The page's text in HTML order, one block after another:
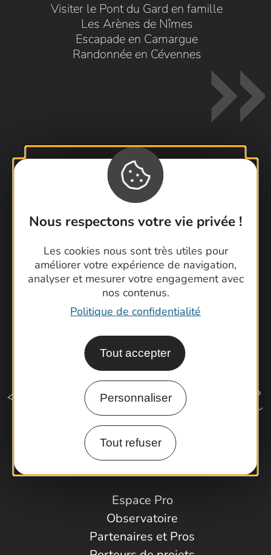
Nous respectons votre vie privée !
Les cookies nous sont très utiles pour
améliorer votre expérience de navigation,
analyser et mesurer votre engagement avec
nos contenus.
Politique de confidentialité
Tout accepter
Personnaliser
Tout refuser
Visiter le Pont du Gard en famille
Les Arènes de Nîmes
Escapade en Camargue
Randonnée en Cévennes
Contactez-nous !
Foire aux questions
Brochures
Cartoguides et Topoguides
Latitude Gard
Comment venir ?
Espace Pro
Observatoire
Partenaires et Pros